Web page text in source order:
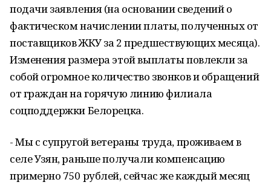
подачи заявления (на основании сведений о
фактическом начислении платы, полученных от
поставщиков ЖКУ за 2 предшествующих месяца).
Изменения размера этой выплаты повлекли за
собой огромное количество звонков и обращений
от граждан на горячую линию филиала
соцподдержки Белорецка.
- Мы с супругой ветераны труда, проживаем в
селе Узян, раньше получали компенсацию
примерно 750 рублей, сейчас же каждый месяц